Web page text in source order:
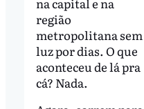
região
metropolitana sem
luz por dias. O que
aconteceu de lá pra
cá? Nada.